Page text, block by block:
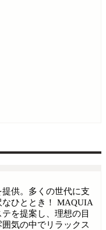
供。多くの世代に支
ひととき！ MAQUIA
を提案し、理想の目
気の中でリラックス